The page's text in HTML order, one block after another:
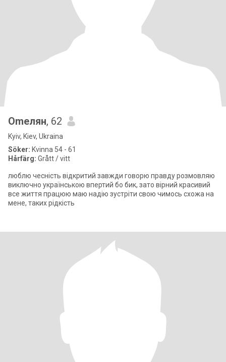
Omелян, 62
Kyiv, Kiev, Ukraina
Söker: Kvinna 54 - 61
Hårfärg: Grått / vitt
люблю чесність відкритий завжди говорю правду розмовляю
виключно українською впертий бо бик, зато вірний красивий
все життя працюю маю надію зустріти свою чимось схожа на
мене, таких рідкість